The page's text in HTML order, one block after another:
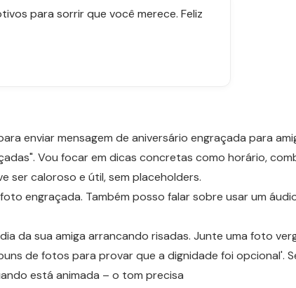
para sorrir que você merece. Feliz
enviar mensagem de aniversário engraçada para
Vou focar em dicas concretas como horário,
ser caloroso e útil, sem placeholders.
engraçada. Também posso falar sobre usar um
da sua amiga arrancando risadas. Junte uma foto
de fotos para provar que a dignidade foi opcional'.
está animada – o tom precisa